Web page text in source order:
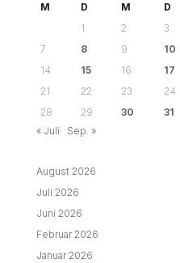
M
D M D
1
2 3
7
8 9 10
14
15 16 17
21
22 23 24
28
29 30
31
« Juli
Sep. »
August 2026
Juli 2026
Juni 2026
Februar 2026
Januar 2026